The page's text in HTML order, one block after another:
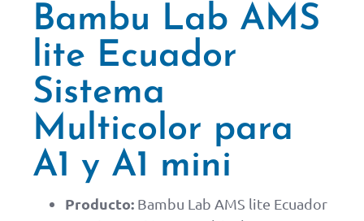
Bambu Lab AMS
lite Ecuador
Sistema
Multicolor para
A1 y A1 mini
Producto: Bambu Lab AMS lite Ecuador